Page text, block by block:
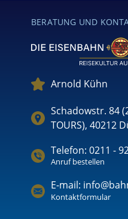
BERATUNG UND
Arnold Kühn
Schadowstr. 84
TOURS), 40212
Telefon: 0211 -
Anruf bestellen
E-mail:
Kontaktformular